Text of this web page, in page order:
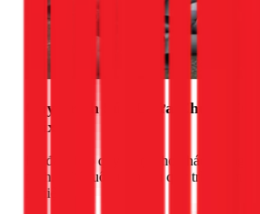
Quy Trình Sửa Chữa Chung Cư
1Fix
Để đảm bảo quyền lợi cho khách hàng
trình, 1Fix luôn tuân thủ quy trình làm
nghiệp: